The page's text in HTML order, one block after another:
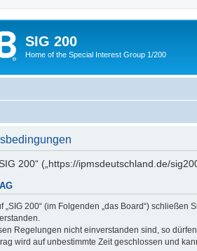
SIG 200
Home of the Special Interest Group 1/200
200“ („https://ipmsdeutschland.de/
„SIG 200“ (im Folgenden „das Board“)
Regelungen nicht einverstanden sind, so
wird auf unbestimmte Zeit geschlossen und